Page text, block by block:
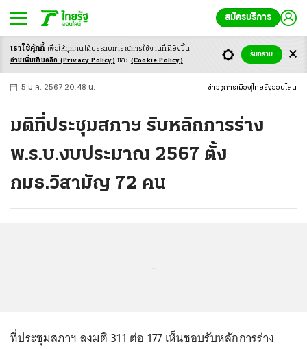
สมัครบริการ
-ก ก ก+
5 ม.ค. 2567 20:48 น. ข่าว การเมือง ไทยรัฐออนไลน์
มติที่ประชุมสภาฯ รับหลักการร่าง
พ.ร.บ.งบประมาณ 2567 ตั้ง
กมธ.วิสามัญ 72 คน
ที่ประชุมสภาฯ ลงมติ 311 ต่อ 177 เห็นชอบรับหลักการร่าง
เราใช้คุ้กกี้ เพื่อให้ทุกคนได้ประสบการณ์การใช้งานที่ดียิ่งขึ้น
อ่านเพิ่มเติมคลิก (Privacy Policy) และ (Cookie Policy)
รับทราบ